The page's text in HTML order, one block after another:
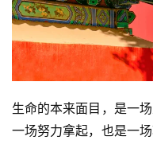
生命的本来面目，是一
一场努力拿起，也是一